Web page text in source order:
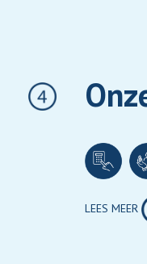
LEES MEER